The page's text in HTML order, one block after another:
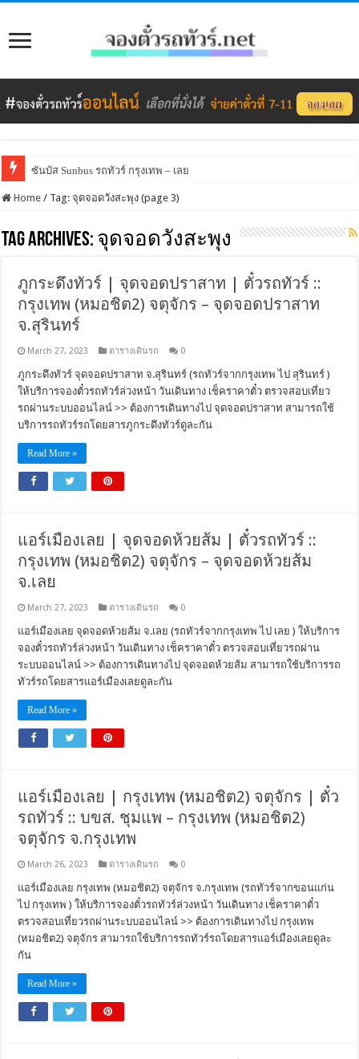
ซันบัส Sunbus รถทัวร์ กรุงเทพ – เลย
Home / Tag:จุดจอดวังสะพุง (page 3)
Tag Archives: จุดจอดวังสะพุง
ภูกระดึงทัวร์ | จุดจอดปราสาท | ตั๋วรถทัวร์ ::
กรุงเทพ (หมอชิต2) จตุจักร – จุดจอดปราสาท
จ.สุรินทร์
March 27, 2023 ตารางเดินรถ 0
ภูกระดึงทัวร์ จุดจอดปราสาท จ.สุรินทร์ (รถทัวร์จากกรุงเทพ ไป สุรินทร์ )
ให้บริการจองตั๋วรถทัวร์ล่วงหน้า วันเดินทาง เช็คราคาตั๋ว ตรวจสอบเที่ยว
รถผ่านระบบออนไลน์ >> ต้องการเดินทางไป จุดจอดปราสาท สามารถใช้
บริการรถทัวร์รถโดยสารภูกระดึงทัวร์ดูละกัน
Read More »
แอร์เมืองเลย | จุดจอดห้วยส้ม | ตั๋วรถทัวร์ ::
กรุงเทพ (หมอชิต2) จตุจักร – จุดจอดห้วยส้ม
จ.เลย
March 27, 2023 ตารางเดินรถ 0
แอร์เมืองเลย จุดจอดห้วยส้ม จ.เลย (รถทัวร์จากกรุงเทพ ไป เลย ) ให้บริการ
จองตั๋วรถทัวร์ล่วงหน้า วันเดินทาง เช็คราคาตั๋ว ตรวจสอบเที่ยวรถผ่าน
ระบบออนไลน์ >> ต้องการเดินทางไป จุดจอดห้วยส้ม สามารถใช้บริการรถ
ทัวร์รถโดยสารแอร์เมืองเลยดูละกัน
Read More »
แอร์เมืองเลย | กรุงเทพ (หมอชิต2) จตุจักร | ตั๋ว
รถทัวร์ :: บขส. ชุมแพ – กรุงเทพ (หมอชิต2)
จตุจักร จ.กรุงเทพ
March 26, 2023 ตารางเดินรถ 0
แอร์เมืองเลย กรุงเทพ (หมอชิต2) จตุจักร จ.กรุงเทพ (รถทัวร์จากขอนแก่น
ไป กรุงเทพ ) ให้บริการจองตั๋วรถทัวร์ล่วงหน้า วันเดินทาง เช็คราคาตั๋ว
ตรวจสอบเที่ยวรถผ่านระบบออนไลน์ >> ต้องการเดินทางไป กรุงเทพ
(หมอชิต2) จตุจักร สามารถใช้บริการรถทัวร์รถโดยสารแอร์เมืองเลยดูละ
กัน
Read More »